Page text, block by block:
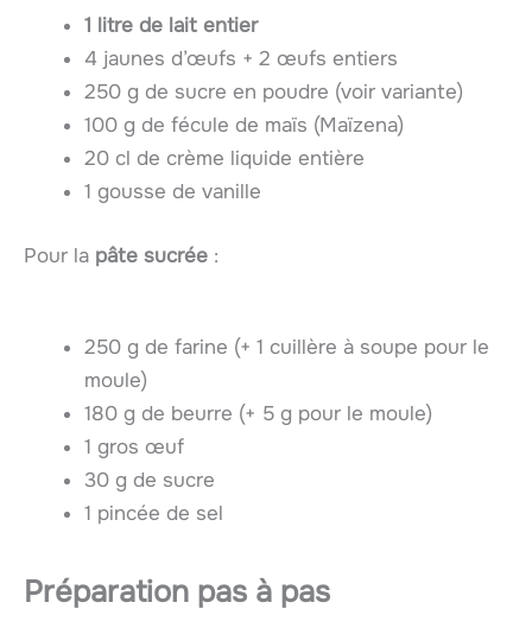
1 litre de lait entier
4 jaunes d’œufs + 2 œufs entiers
250 g de sucre en poudre (voir variante)
100 g de fécule de maïs (Maïzena)
20 cl de crème liquide entière
1 gousse de vanille
Pour la pâte sucrée :
250 g de farine (+ 1 cuillère à soupe pour le
moule)
180 g de beurre (+ 5 g pour le moule)
1 gros œuf
30 g de sucre
1 pincée de sel
Préparation pas à pas